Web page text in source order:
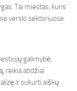
Tai miestas, kuris
verslo sektoriuose.
galimybė,
reikia atidžiai
ir sukurti aiškų